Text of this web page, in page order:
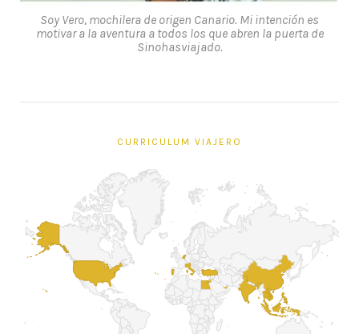
Soy Vero, mochilera de origen Canario. Mi intención es
motivar a la aventura a todos los que abren la puerta de
Sinohasviajado.
CURRICULUM VIAJERO